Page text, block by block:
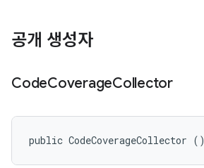
공개 생성자
CodeCoverageCollector
public CodeCoverageCollector ()